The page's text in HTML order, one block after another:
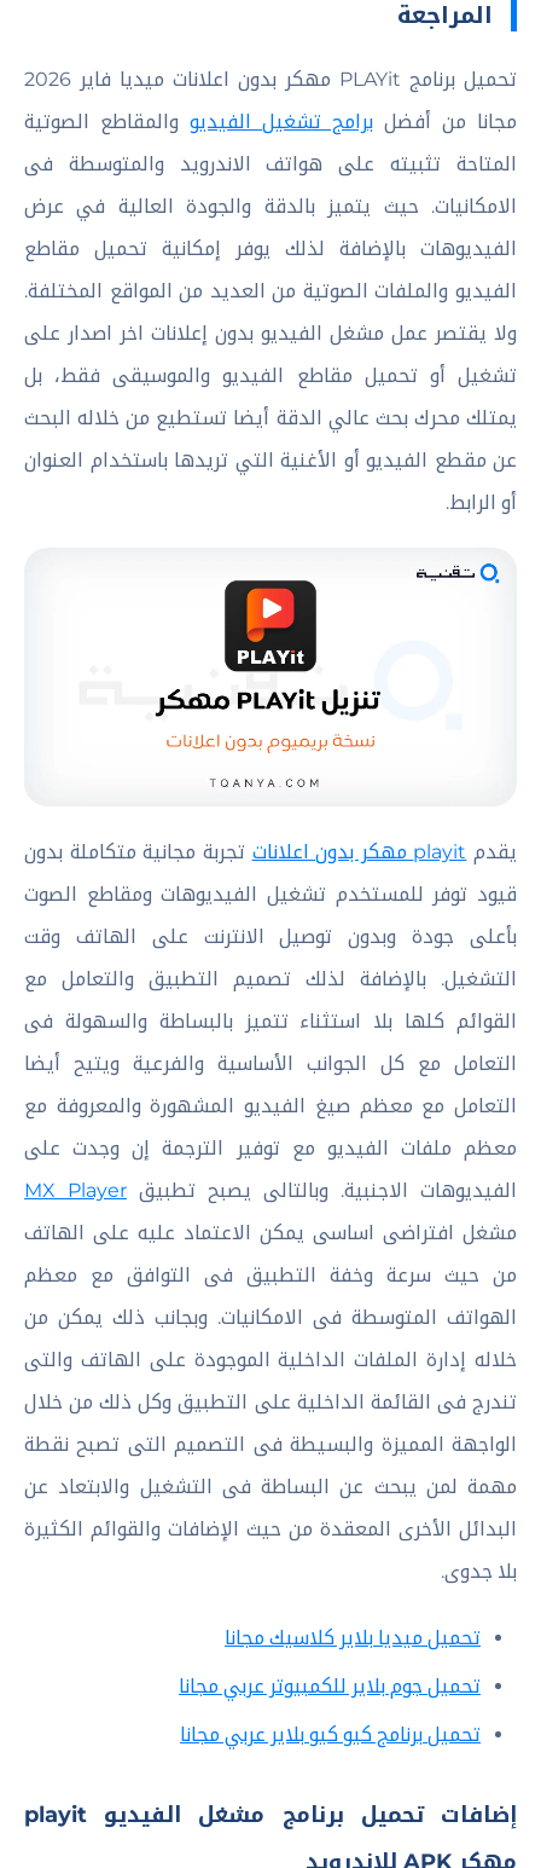
المراجعة
تحميل برنامج PLAYit مهكر بدون اعلانات ميديا فاير 2026
مجانا من أفضل برامج تشغيل الفيديو والمقاطع الصوتية
المتاحة تثبيته على هواتف الاندرويد والمتوسطة فى
الامكانيات. حيث يتميز بالدقة والجودة العالية في عرض
الفيديوهات بالإضافة لذلك يوفر إمكانية تحميل مقاطع
الفيديو والملفات الصوتية من العديد من المواقع المختلفة.
ولا يقتصر عمل مشغل الفيديو بدون إعلانات اخر اصدار على
تشغيل أو تحميل مقاطع الفيديو والموسيقى فقط، بل
يمتلك محرك بحث عالي الدقة أيضا تستطيع من خلاله البحث
عن مقطع الفيديو أو الأغنية التي تريدها باستخدام العنوان
أو الرابط.
يقدم playit مهكر بدون اعلانات
تجربة مجانية متكاملة بدون
قيود توفر للمستخدم تشغيل الفيديوهات ومقاطع الصوت
بأعلى جودة وبدون توصيل الانترنت على الهاتف وقت
التشغيل. بالإضافة لذلك تصميم التطبيق والتعامل مع
القوائم كلها بلا استثناء تتميز بالبساطة والسهولة فى
التعامل مع كل الجوانب الأساسية والفرعية ويتيح أيضا
التعامل مع معظم صيغ الفيديو المشهورة والمعروفة مع
معظم ملفات الفيديو مع توفير الترجمة إن وجدت على
الفيديوهات الاجنبية. وبالتالى يصبح تطبيق MX Player
مشغل افتراضى اساسى يمكن الاعتماد عليه على الهاتف
من حيث سرعة وخفة التطبيق فى التوافق مع معظم
الهواتف المتوسطة فى الامكانيات. وبجانب ذلك يمكن من
خلاله إدارة الملفات الداخلية الموجودة على الهاتف والتى
تندرج فى القائمة الداخلية على التطبيق وكل ذلك من خلال
الواجهة المميزة والبسيطة فى التصميم التى تصبح نقطة
مهمة لمن يبحث عن البساطة فى التشغيل والابتعاد عن
البدائل الأخرى المعقدة من حيث الإضافات والقوائم الكثيرة
بلا جدوى.
تحميل ميديا بلاير كلاسيك مجانا
تحميل جوم بلاير للكمبيوتر عربي مجانا
تحميل برنامج كيو كيو بلاير عربي مجانا
إضافات تحميل برنامج مشغل الفيديو playit
مهكر APK للاندرويد